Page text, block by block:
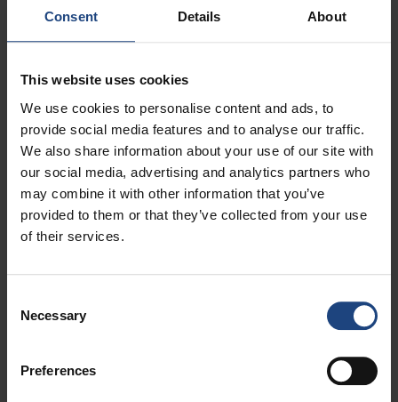
Consent Details About
This website uses cookies
We use cookies to personalise content and ads, to
provide social media features and to analyse our traffic.
We also share information about your use of our site with
our social media, advertising and analytics partners who
may combine it with other information that you’ve
provided to them or that they’ve collected from your use
of their services.
Selection
Necessary
Preferences
Snack en drank
reismagazine CROATIA
Web-check-in of check-in op de luchthaven
Sparen van Miles / Miles & More of een ander Star
Alliance frequent flyer programma